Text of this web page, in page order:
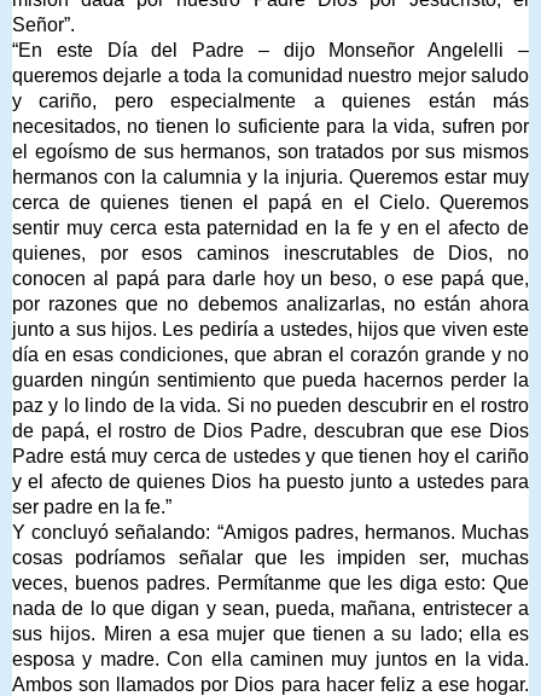
Señor”.
“En este Día del Padre – dijo Monseñor Angelelli –
queremos dejarle a toda la comunidad nuestro mejor saludo
y cariño, pero especialmente a quienes están más
necesitados, no tienen lo suficiente para la vida, sufren por
el egoísmo de sus hermanos, son tratados por sus mismos
hermanos con la calumnia y la injuria. Queremos estar muy
cerca de quienes tienen el papá en el Cielo. Queremos
sentir muy cerca esta paternidad en la fe y en el afecto de
quienes, por esos caminos inescrutables de Dios, no
conocen al papá para darle hoy un beso, o ese papá que,
por razones que no debemos analizarlas, no están ahora
junto a sus hijos. Les pediría a ustedes, hijos que viven este
día en esas condiciones, que abran el corazón grande y no
guarden ningún sentimiento que pueda hacernos perder la
paz y lo lindo de la vida. Si no pueden descubrir en el rostro
de papá, el rostro de Dios Padre, descubran que ese Dios
Padre está muy cerca de ustedes y que tienen hoy el cariño
y el afecto de quienes Dios ha puesto junto a ustedes para
ser padre en la fe.”
Y concluyó señalando: “Amigos padres, hermanos. Muchas
cosas podríamos señalar que les impiden ser, muchas
veces, buenos padres. Permítanme que les diga esto: Que
nada de lo que digan y sean, pueda, mañana, entristecer a
sus hijos. Miren a esa mujer que tienen a su lado; ella es
esposa y madre. Con ella caminen muy juntos en la vida.
Ambos son llamados por Dios para hacer feliz a ese hogar.